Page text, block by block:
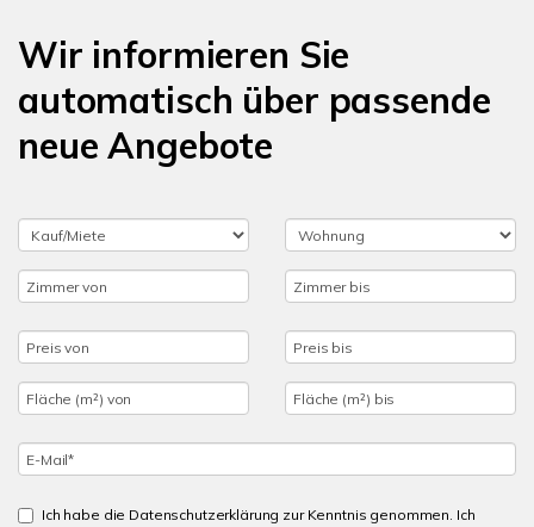
Wir informieren Sie
automatisch über passende
neue Angebote
Ich habe die Datenschutzerklärung zur Kenntnis genommen. Ich